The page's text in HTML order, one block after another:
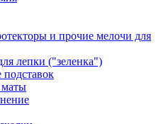
и прочие мелочи для
лепки ("зеленка")